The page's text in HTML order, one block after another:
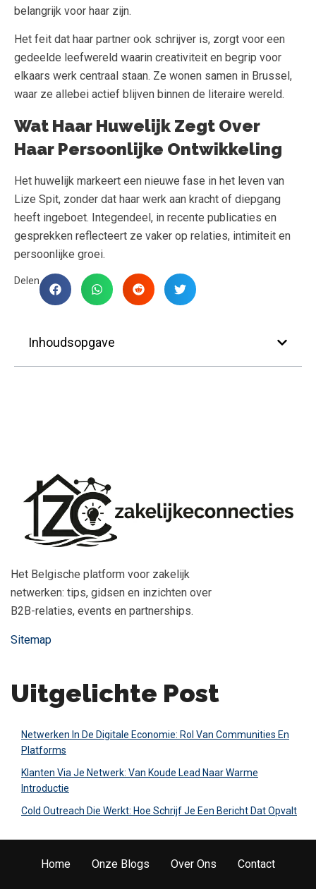
belangrijk voor haar zijn.
Het feit dat haar partner ook schrijver is, zorgt voor een
gedeelde leefwereld waarin creativiteit en begrip voor
elkaars werk centraal staan. Ze wonen samen in Brussel,
waar ze allebei actief blijven binnen de literaire wereld.
Wat Haar Huwelijk Zegt Over
Haar Persoonlijke Ontwikkeling
Het huwelijk markeert een nieuwe fase in het leven van
Lize Spit, zonder dat haar werk aan kracht of diepgang
heeft ingeboet. Integendeel, in recente publicaties en
gesprekken reflecteert ze vaker op relaties, intimiteit en
persoonlijke groei.
Delen
Inhoudsopgave
Het Belgische platform voor zakelijk
netwerken: tips, gidsen en inzichten over
B2B-relaties, events en partnerships.
Sitemap
Uitgelichte Post
Netwerken In De Digitale Economie: Rol Van Communities En
Platforms
Klanten Via Je Netwerk: Van Koude Lead Naar Warme
Introductie
Cold Outreach Die Werkt: Hoe Schrijf Je Een Bericht Dat Opvalt
Home Onze Blogs Over Ons Contact